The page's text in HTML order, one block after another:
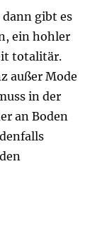
gibt es
ein hohler
totalitär.
außer Mode
in der
an Boden